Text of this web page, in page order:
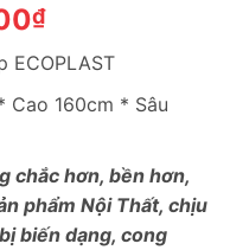
₫Giá
hiện
tại
là:
ECOPLAST
Cao 160cm * Sâu
chắc hơn, bền hơn,
phẩm Nội Thất, chịu
biến dạng, cong